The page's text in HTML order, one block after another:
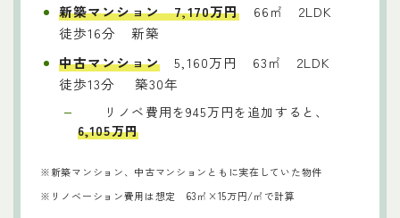
新築マンション7,170万円66㎡ 2LDK
徒歩16分 新築
中古マンション5,160万円 63㎡ 2LDK
徒歩13分 築30年
リノベ費用を945万円を追加すると、
6,105万円
※新築マンション、中古マンションともに実在していた物件
※リノベーション費用は想定 63㎡×15万円/㎡で計算